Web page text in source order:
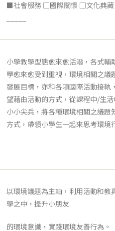
■社會服務 □國際關懷 □文化典
小學教學型態愈來愈活潑，各式輔
學愈來愈受到重視，環境相關之議
發展目標，亦和各項國際活動接軌
望藉由活動的方式，從課程中/生
小小尖兵，將各種環境相關之議題
方式，帶領小學生一起來思考環境
以環境議題為主軸，利用活動和教
學之中，提升小朋友
的環境意識，實踐環境友善行為。